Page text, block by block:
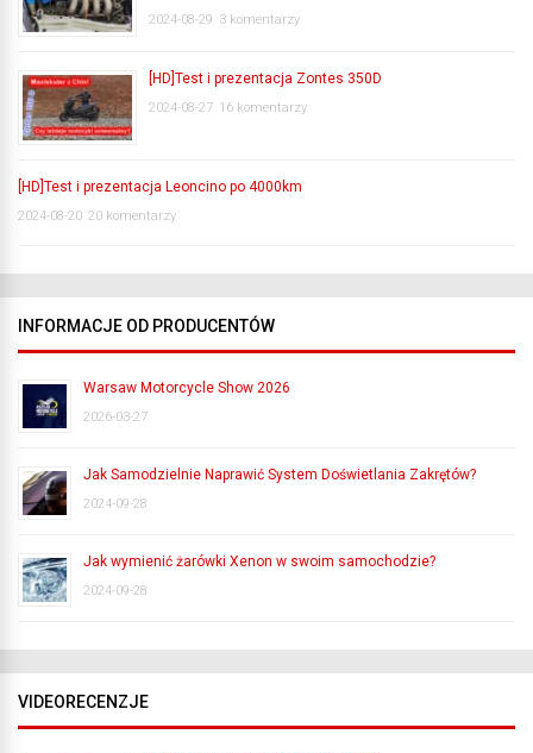
2024-08-29 3 komentarzy
[HD]Test i prezentacja Zontes 350D
2024-08-27 16 komentarzy
[HD]Test i prezentacja Leoncino po 4000km
2024-08-20 20 komentarzy
INFORMACJE OD PRODUCENTÓW
Warsaw Motorcycle Show 2026
2026-03-27
Jak Samodzielnie Naprawić System Doświetlania Zakrętów?
2024-09-28
Jak wymienić żarówki Xenon w swoim samochodzie?
2024-09-28
VIDEORECENZJE